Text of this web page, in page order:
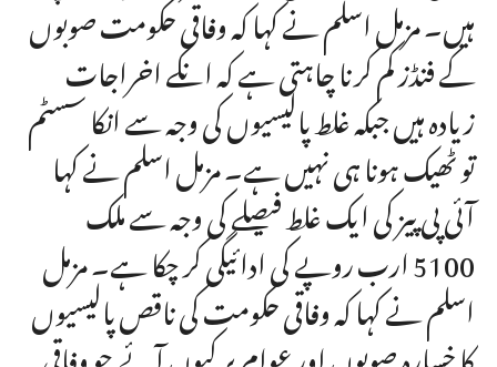
ہیں۔ مزمل اسلم نے کہا کہ وفاقی حکومت صوبوں
کے فنڈز کم کرنا چاہتی ہے کہ انکے اخراجات
زیادہ ہیں جبکہ غلط پالیسیوں کی وجہ سے انکا سسٹم
تو ٹھیک ہونا ہی نہیں ہے۔ مزمل اسلم نے کہا
آئی پی پیز کی ایک غلط فیصلے کی وجہ سے ملک
5100 ارب روپے کی ادائیگی کر چکا ہے۔ مزمل
اسلم نے کہا کہ وفاقی حکومت کی ناقص پالیسیوں